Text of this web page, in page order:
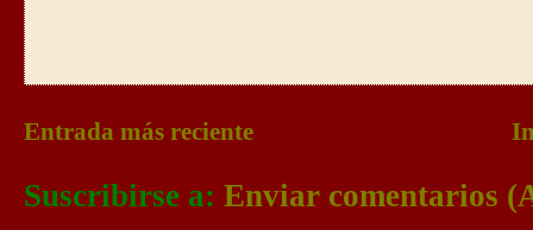
Entrada más reciente
Suscribirse a: Enviar comentarios